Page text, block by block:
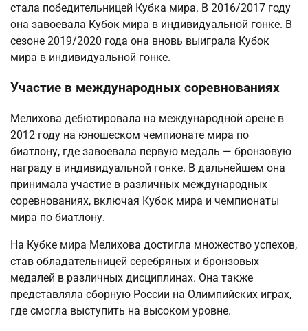
стала победительницей Кубка мира. В 2016/2017 году
она завоевала Кубок мира в индивидуальной гонке. В
сезоне 2019/2020 года она вновь выиграла Кубок
мира в индивидуальной гонке.
Участие в международных соревнованиях
Мелихова дебютировала на международной арене в
2012 году на юношеском чемпионате мира по
биатлону, где завоевала первую медаль — бронзовую
награду в индивидуальной гонке. В дальнейшем она
принимала участие в различных международных
соревнованиях, включая Кубок мира и чемпионаты
мира по биатлону.
На Кубке мира Мелихова достигла множество успехов,
став обладательницей серебряных и бронзовых
медалей в различных дисциплинах. Она также
представляла сборную России на Олимпийских играх,
где смогла выступить на высоком уровне.